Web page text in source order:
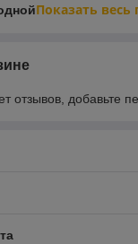
Показать
отзывов, добавьте